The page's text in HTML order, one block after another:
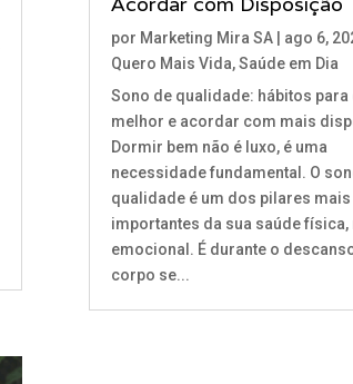
por Marketing Mira SA| ago 6,
Quero Mais Vida,Saúde em Dia
Sono de qualidade: hábitos
melhor e acordar com mais
Dormir bem não é luxo, é uma
necessidade fundamental. O
qualidade é um dos pilares mais
importantes da sua saúde física,
emocional. É durante o
corpo se...